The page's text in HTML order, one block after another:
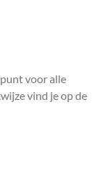
voor alle
vind je op de